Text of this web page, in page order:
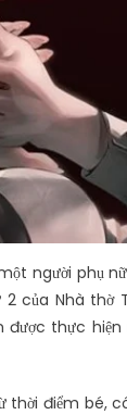
người phụ
của Nhà thờ
thực
điểm bé,